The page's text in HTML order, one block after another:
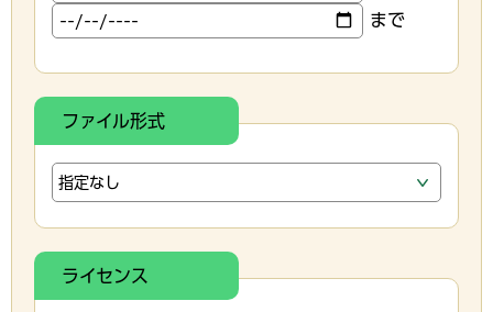
まで
ファイル形式
ライセンス